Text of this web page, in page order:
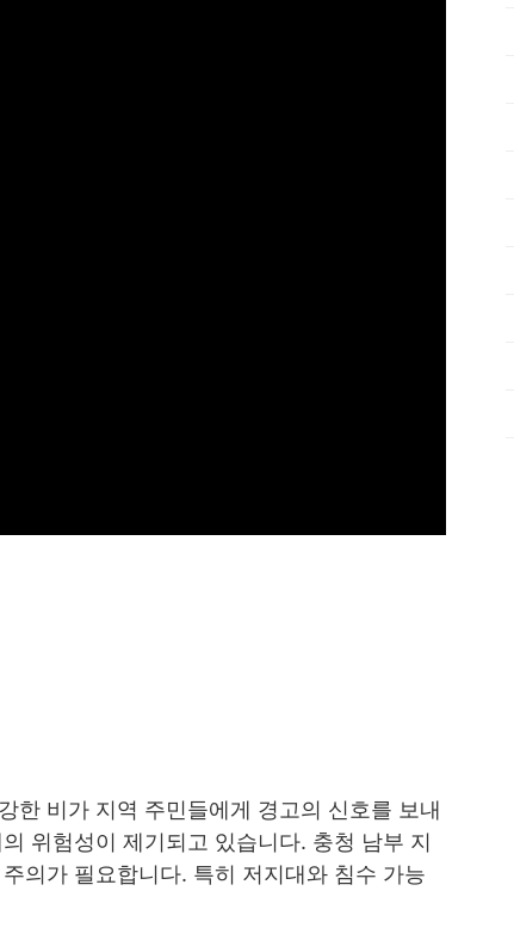
한 비가 지역 주민들에게 경고의 신호를 보내
위험성이 제기되고 있습니다. 충청 남부 지
의가 필요합니다. 특히 저지대와 침수 가능